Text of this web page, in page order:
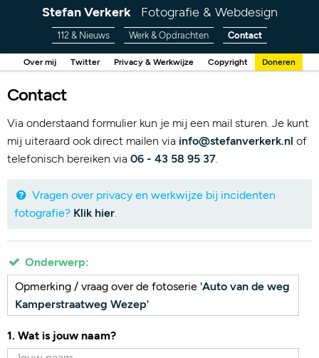
Stefan Verkerk Fotografie & Webdesign
112 & Nieuws Werk & Opdrachten Contact
Over mij Twitter Privacy & Werkwijze Copyright Doneren
Contact
Via onderstaand formulier kun je mij een mail sturen. Je kunt
mij uiteraard ook direct mailen via info@stefanverkerk.nl of
telefonisch bereiken via 06 - 43 58 95 37.
Vragen over privacy en werkwijze bij incidenten
fotografie? Klik hier.
Onderwerp:
Opmerking / vraag over de fotoserie 'Auto van de weg
Kamperstraatweg Wezep'
1. Wat is jouw naam?